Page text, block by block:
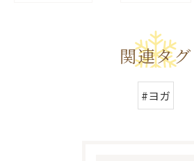
関連タグ
#ヨガ